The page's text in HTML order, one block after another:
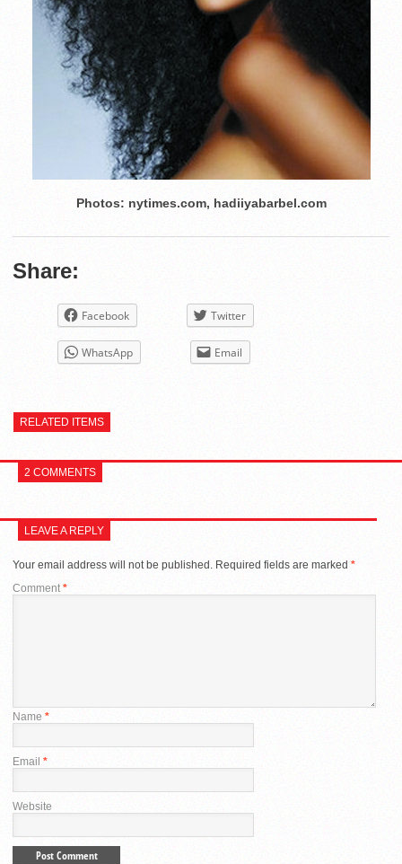
Photos: nytimes.com, hadiiyabarbel.com
Share:
Facebook Twitter
WhatsApp Email
RELATED ITEMS
2 COMMENTS
LEAVE A REPLY
Your email address will not be published. Required fields are marked *
Comment*
Name *
Email *
Website